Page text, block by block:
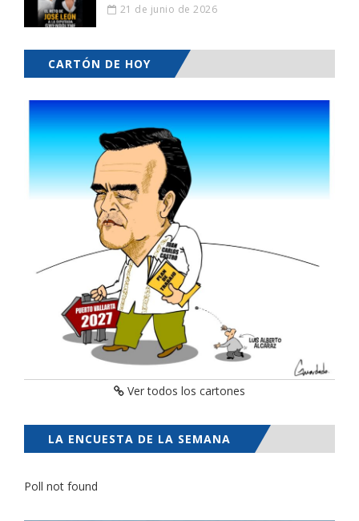
21 de junio de 2026
CARTÓN DE HOY
Ver todos los cartones
LA ENCUESTA DE LA SEMANA
Poll not found